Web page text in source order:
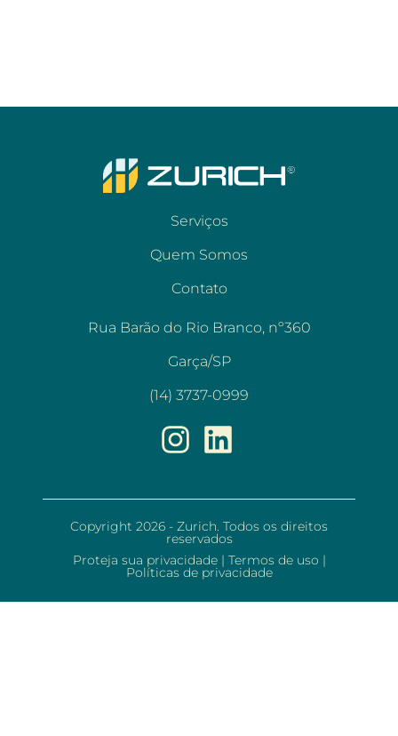
Serviços
Quem Somos
Contato
Rua Barão do Rio Branco, nº360
Garça/SP
(14) 3737-0999
Copyright 2026 - Zurich. Todos os direitos
reservados
Proteja sua privacidade | Termos de uso |
Políticas de privacidade